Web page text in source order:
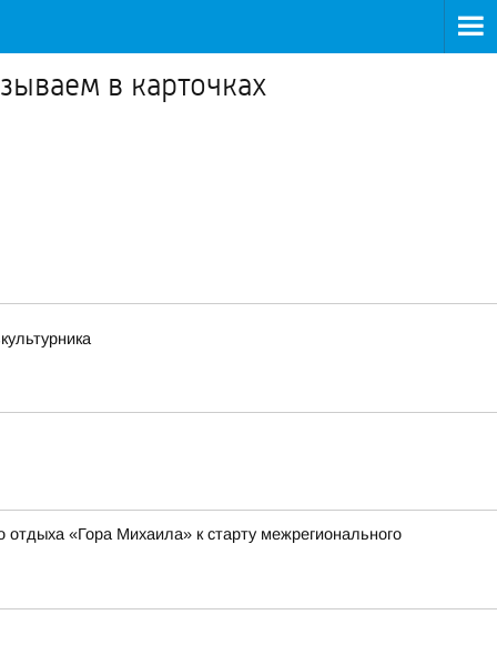
в карточках
«Гора Михаила» к старту межрегионального